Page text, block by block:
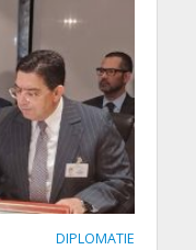
DIPLOMATIE